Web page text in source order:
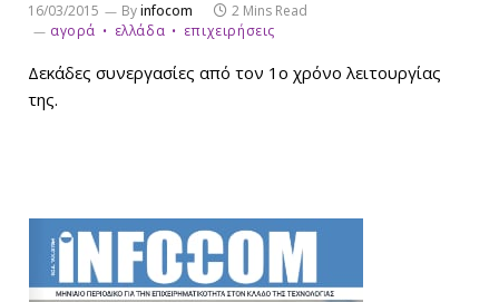
16/03/2015 Byinfocom
2 Mins Read
αγορά
ελλάδα επιχειρήσεις
Δεκάδες συνεργασίες από τον 1ο χρόνο λειτουργίας
της.